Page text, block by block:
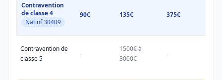
Contravention
de classe 4
Natinf 30409
90€ 135€ 375€
Contravention de
classe 5
-
1500€ à
3000€
-